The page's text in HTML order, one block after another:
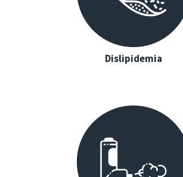
Dislipidemia